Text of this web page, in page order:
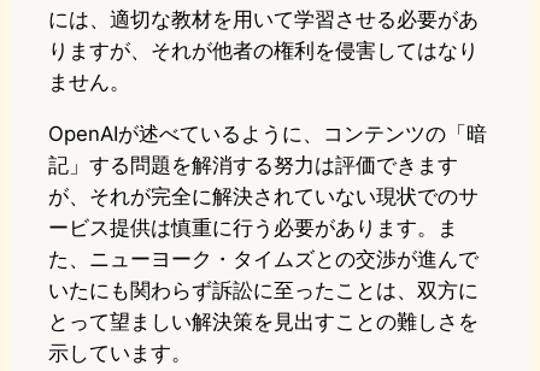
には、適切な教材を用いて学習させる必要があ
りますが、それが他者の権利を侵害してはなり
ません。
OpenAIが述べているように、コンテンツの「暗
記」する問題を解消する努力は評価できます
が、それが完全に解決されていない現状でのサ
ービス提供は慎重に行う必要があります。ま
た、ニューヨーク・タイムズとの交渉が進んで
いたにも関わらず訴訟に至ったことは、双方に
とって望ましい解決策を見出すことの難しさを
示しています。